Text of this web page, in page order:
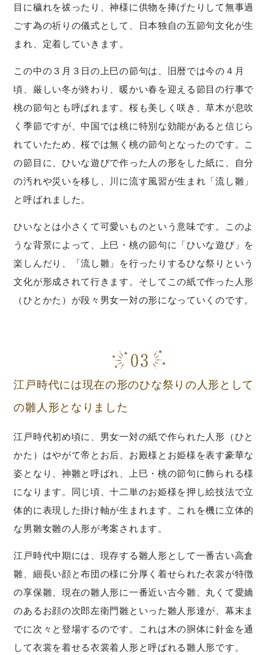
目に穢れを祓ったり、神様に供物を捧げたりして無事過
ごす為の祈りの儀式として、日本独自の五節句文化が生
まれ、定着していきます。
この中の３月３日の上巳の節句は、旧暦では今の４月
頃、厳しい冬が終わり、暖かい春を迎える節目の行事で
桃の節句とも呼ばれます。桜も美しく咲き、草木が息吹
く季節ですが、中国では桃に特別な効能があると信じら
れていたため、桜では無く桃の節句となったのです。こ
の節目に、ひいな遊びで作った人の形をした紙に、自分
の汚れや災いを移し、川に流す風習が生まれ「流し雛」
と呼ばれました。
ひいなとは小さくて可愛いものという意味です。このよ
うな背景によって、上巳・桃の節句に「ひいな遊び」を
楽しんだり、「流し雛」を行ったりするひな祭りという
文化が形成されて行きます。そしてこの紙で作った人形
（ひとかた）が段々男女一対の形になっていくのです。
江戸時代には現在の形のひな祭りの人形として
の雛人形となりました
江戸時代初め頃に、男女一対の紙で作られた人形（ひと
かた）はやがて帝とお后、お殿様とお姫様を表す豪華な
姿となり、神雛と呼ばれ、上巳・桃の節句に飾られる様
になります。同じ頃、十二単のお姫様を押し絵技法で立
体的に表現した掛け軸が生まれます。これを機に立体的
な男雛女雛の人形が考案されます。
江戸時代中期には、現存する雛人形として一番古い高倉
雛、細長い顔と布団の様に分厚く着せられた衣裳が特徴
の享保雛、現在の雛人形に一番近い古今雛、丸くて愛嬌
のあるお顔の次郎左衛門雛といった雛人形達が、幕末ま
でに次々と登場するのです。これは木の胴体に針金を通
して衣裳を着せる衣裳着人形と呼ばれる雛人形です。